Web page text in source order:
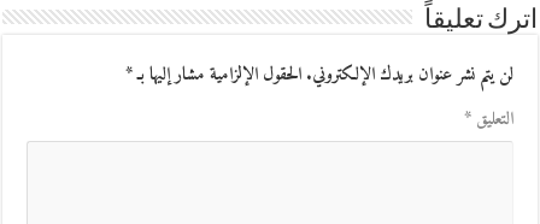
اترك تعليقاً
لن يتم نشر عنوان بريدك الإلكتروني.الحقول الإلزامية مشار إليها بـ*
التعليق*